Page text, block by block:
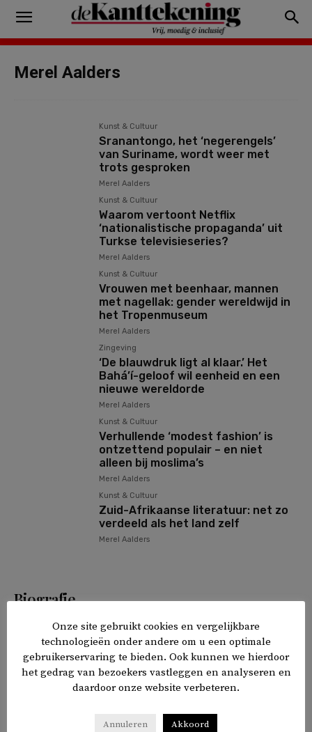
Merel Aalders
Kunst & Cultuur
Sranantongo, het ‘negerengels’
van Suriname, wordt weer met
trots gesproken
Merel Aalders
Kunst & Cultuur
Waarom vertoont Netflix
‘nationalistische propaganda’ uit
Turkse televisieseries?
Merel Aalders
Kunst & Cultuur
Vrouwen met beenhaar, mannen
met nagellak: gender wereldwijd in
het Tropenmuseum
Merel Aalders
Zingeving
‘De blauwdruk ligt al klaar.’ Het
Bahá’í-geloof wil eenheid en een
nieuwe wereldorde
Merel Aalders
Kunst & Cultuur
Verhullende ‘modest fashion’ is
ontzettend populair – en niet
alleen bij moslima’s
Merel Aalders
Kunst & Cultuur
Zuid-Afrikaanse literatuur: net zo
verdeeld als het land zelf
Merel Aalders
Biografie
Onze site gebruikt cookies en vergelijkbare
technologieën onder andere om u een optimale
gebruikerservaring te bieden. Ook kunnen we hierdoor
het gedrag van bezoekers vastleggen en analyseren en
daardoor onze website verbeteren.
Annuleren Akkoord